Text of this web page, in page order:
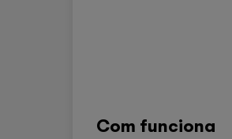
Com funciona